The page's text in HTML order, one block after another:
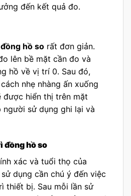
đến kết quả đo.
đồng hồ so rất đơn giản.
lên bề mặt cần đo và
hồ về vị trí 0. Sau đó,
nhẹ nhàng ấn xuống
được hiển thị trên mặt
người sử dụng ghi lại và
đồng hồ so
xác và tuổi thọ của
dụng cần chú ý đến việc
thiết bị. Sau mỗi lần sử